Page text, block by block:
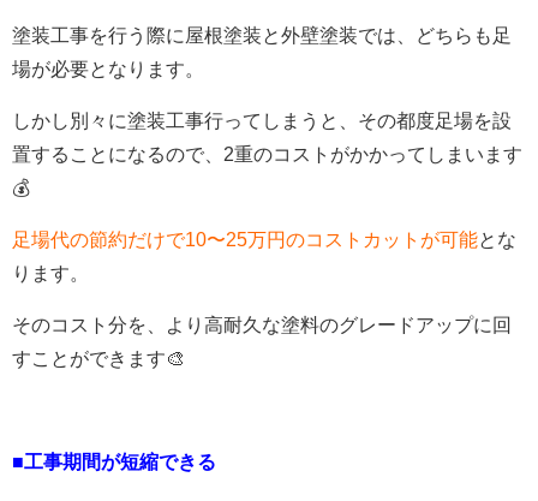
塗装工事を行う際に屋根塗装と外壁塗装では、どちらも足
場が必要となります。
しかし別々に塗装工事行ってしまうと、その都度足場を設
置することになるので、 2重のコストがかかってしまいます
💰
足場代の節約だけで10〜25万円のコストカットが可能とな
ります。
そのコスト分を、より高耐久な塗料のグレードアップに回
すことができます🎨
■工事期間が短縮できる